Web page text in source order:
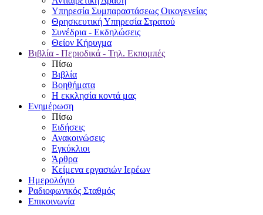
Υπηρεσία Συμπαραστάσεως Οικογενείας
Θρησκευτική Υπηρεσία Στρατού
Συνέδρια - Εκδηλώσεις
Θείον Κήρυγμα
Βιβλία - Περιοδικά - Τηλ. Εκπομπές
Πίσω
Βιβλία
Βοηθήματα
Η εκκλησία κοντά μας
Ενημέρωση
Πίσω
Ειδήσεις
Ανακοινώσεις
Εγκύκλιοι
Άρθρα
Κείμενα εργασιών Ιερέων
Ημερολόγιο
Ραδιοφωνικός Σταθμός
Επικοινωνία